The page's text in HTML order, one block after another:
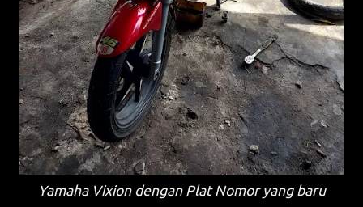
Yamaha Vixion dengan Plat Nomor yang baru